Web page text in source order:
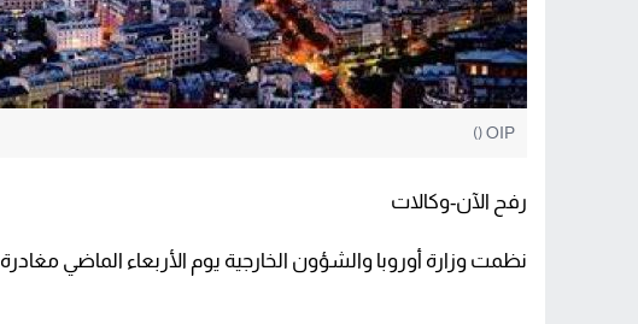
OIP ()
رفح الآن-وكالات
نظمت وزارة أوروبا والشؤون الخارجية يوم الأربعاء الماضي مغادرة 115 شخصًا من قطاع غزة وصلوا إلى فرنسا اليوم.